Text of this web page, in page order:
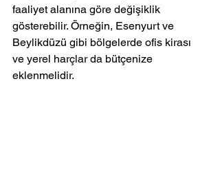
faaliyet alanına göre değişiklik
gösterebilir. Örneğin, Esenyurt ve
Beylikdüzü gibi bölgelerde ofis kirası
ve yerel harçlar da bütçenize
eklenmelidir.